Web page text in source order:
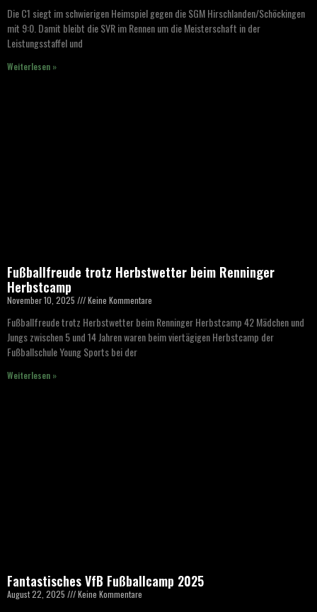
Die C1 siegt im schwierigen Heimspiel gegen die SGM Hirschlanden/Schöckingen
mit 9:0. Damit bleibt die SVR im Rennen um die Meisterschaft in der
Leistungsstaffel und
Weiterlesen »
Fußballfreude trotz Herbstwetter beim Renninger
Herbstcamp
November 10, 2025 Keine Kommentare
Fußballfreude trotz Herbstwetter beim Renninger Herbstcamp 42 Mädchen und
Jungs zwischen 5 und 14 Jahren waren beim viertägigen Herbstcamp der
Fußballschule Young Sports bei der
Weiterlesen »
Fantastisches VfB Fußballcamp 2025
August 22, 2025 Keine Kommentare